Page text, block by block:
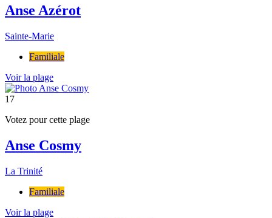
Anse Azérot
Sainte-Marie
Familiale
Voir la plage
17
Votez pour cette plage
Anse Cosmy
La Trinité
Familiale
Voir la plage